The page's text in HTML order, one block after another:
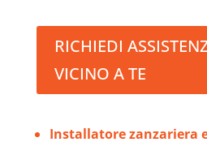
RICHIEDI
VICINO A TE
Installatore zanzariera